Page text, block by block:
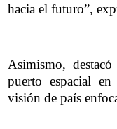
hacia el futuro”,
Asimismo,
puerto espacial
visión de país